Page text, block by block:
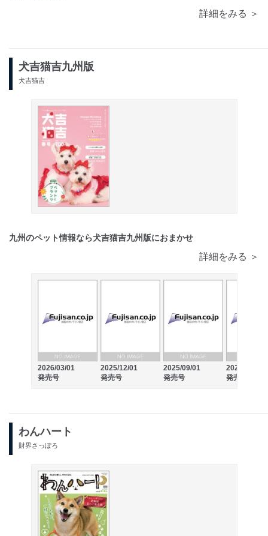
詳細をみる ＞
犬吉猫吉九州版
犬吉猫吉
九州のペット情報なら犬吉猫吉九州版におまかせ
詳細をみる ＞
2026/03/01
発売号
2025/12/01
発売号
2025/09/01
発売号
2025/06/01
発売号
わんハート
財界さっぽろ